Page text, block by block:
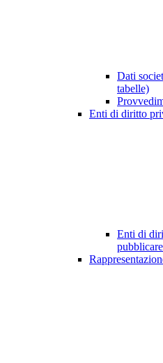
Dati
tabelle)
Enti di diritto
Enti di